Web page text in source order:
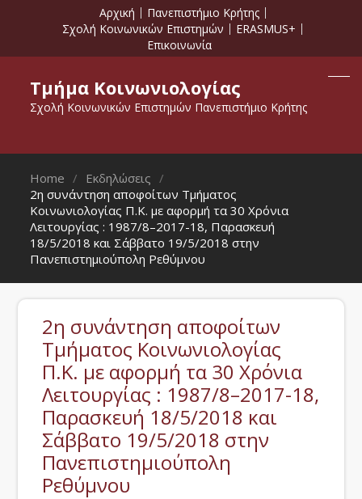
Αρχική
Πανεπιστήμιο Κρήτης
Σχολή Κοινωνικών Επιστημών
ERASMUS+
Επικοινωνία
Τμήμα Κοινωνιολογίας
Σχολή Κοινωνικών Επιστημών Πανεπιστήμιο Κρήτης
Home
Εκδηλώσεις
2η συνάντηση αποφοίτων Τμήματος
Κοινωνιολογίας Π.Κ. με αφορμή τα 30 Χρόνια
Λειτουργίας : 1987/8–2017-18, Παρασκευή
18/5/2018 και Σάββατο 19/5/2018 στην
Πανεπιστημιούπολη Ρεθύμνου
2η συνάντηση αποφοίτων
Τμήματος Κοινωνιολογίας
Π.Κ. με αφορμή τα 30 Χρόνια
Λειτουργίας : 1987/8–2017-18,
Παρασκευή 18/5/2018 και
Σάββατο 19/5/2018 στην
Πανεπιστημιούπολη
Ρεθύμνου